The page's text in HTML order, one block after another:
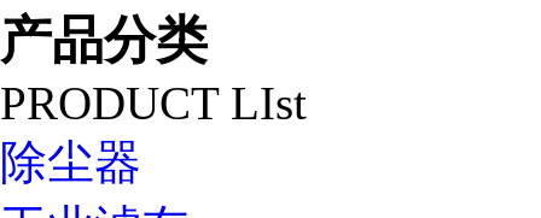
产品分类
PRODUCT LIst
除尘器